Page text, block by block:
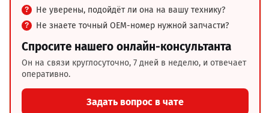
Не уверены, подойдёт ли она на вашу технику?
Не знаете точный OEM-номер нужной запчасти?
Спросите нашего онлайн-консультанта
Он на связи круглосуточно, 7 дней в неделю, и отвечает
оперативно.
Задать вопрос в чате